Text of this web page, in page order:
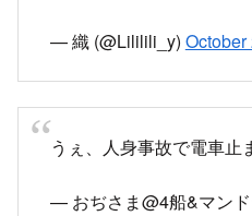
— 織 (@Lililili_y) October
うぇ、人身事故で電車止
— おぢさま@4船&マン